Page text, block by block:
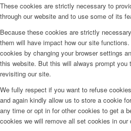
These cookies are strictly necessary to
through our website and to use some of its
Because these cookies are strictly
them will have impact how our site
cookies by changing your browser settings
this website. But this will always prompt you
revisiting our site.
We fully respect if you want to refuse
and again kindly allow us to store a cookie
any time or opt in for other cookies to get a
cookies we will remove all set cookies in our